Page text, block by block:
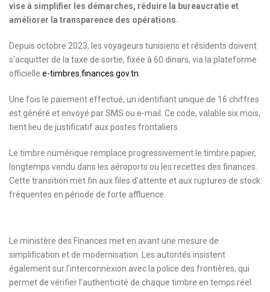
vise à simplifier les démarches, réduire la bureaucratie et
améliorer la transparence des opérations.
Depuis octobre 2023, les voyageurs tunisiens et résidents doivent
s’acquitter de la taxe de sortie, fixée à 60 dinars, via la plateforme
officielle e-timbres.finances.gov.tn
Une fois le paiement effectué, un identifiant unique de 16 chiffres
est généré et envoyé par SMS ou e-mail. Ce code, valable six mois,
tient lieu de justificatif aux postes frontaliers.
Le timbre numérique remplace progressivement le timbre papier,
longtemps vendu dans les aéroports ou les recettes des finances.
Cette transition met fin aux files d’attente et aux ruptures de stock
fréquentes en période de forte affluence.
Le ministère des Finances met en avant une mesure de
simplification et de modernisation. Les autorités insistent
également sur l’interconnexion avec la police des frontières, qui
permet de vérifier l’authenticité de chaque timbre en temps réel.